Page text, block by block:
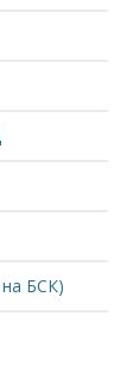
БСК)